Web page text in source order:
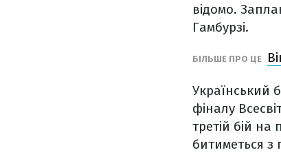
відомо.
Гамбурзі.
БІЛЬШЕ ПРО ЦЕ
Український
фіналу
третій бій на
битиметься з